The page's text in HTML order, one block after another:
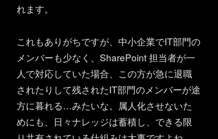
れます。
これもありがちですが、中小企業でIT部門の
メンバーも少なく、SharePoint 担当者が一
人で対応していた場合、この方が急に退職
されたりして残されたIT部門のメンバーが途
方に暮れる…みたいな。属人化させないた
めにも、日々ナレッジは蓄積し、できる限